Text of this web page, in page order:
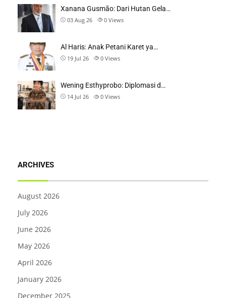
Xanana Gusmão: Dari Hutan Gela…
03 Aug 26 0 Views
Al Haris: Anak Petani Karet ya…
19 Jul 26 0 Views
Wening Esthyprobo: Diplomasi d…
14 Jul 26 0 Views
ARCHIVES
August 2026
July 2026
June 2026
May 2026
April 2026
January 2026
December 2025